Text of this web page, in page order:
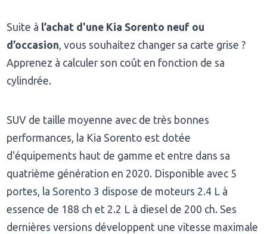
Suite à l’achat d'une Kia Sorento neuf ou
d’occasion, vous souhaitez changer sa carte grise ?
Apprenez à calculer son coût en fonction de sa
cylindrée.
SUV de taille moyenne avec de très bonnes
performances, la Kia Sorento est dotée
d'équipements haut de gamme et entre dans sa
quatrième génération en 2020. Disponible avec 5
portes, la Sorento 3 dispose de moteurs 2.4 L à
essence de 188 ch et 2.2 L à diesel de 200 ch. Ses
dernières versions développent une vitesse maximale